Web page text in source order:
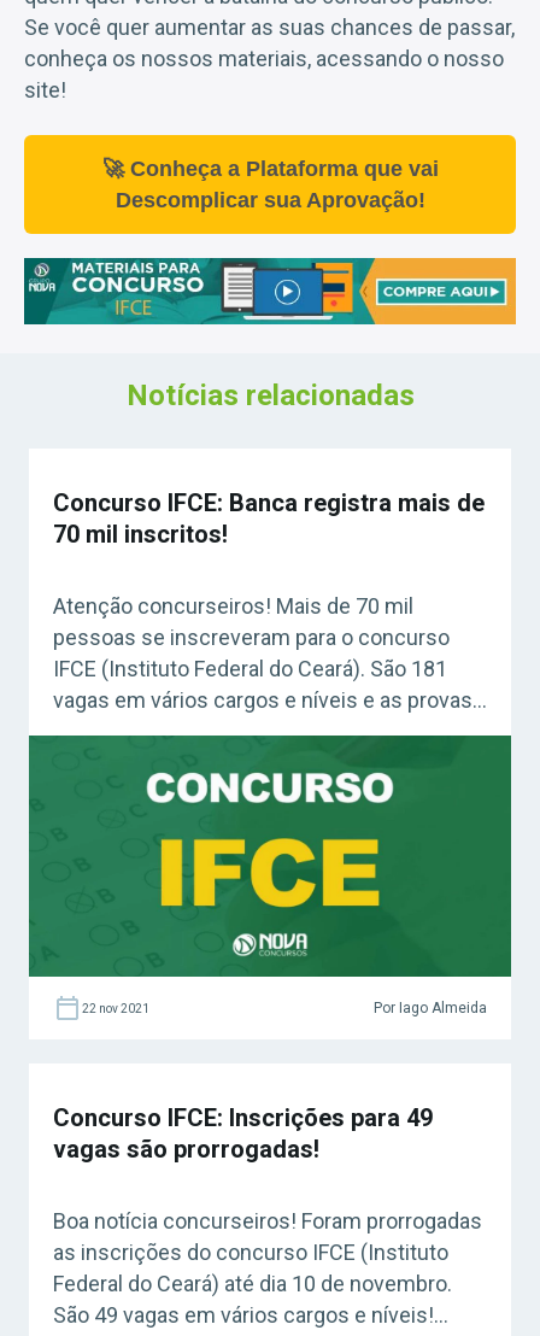
Se você quer aumentar as suas chances de passar,
conheça os nossos materiais, acessando o nosso
site!
🚀 Conheça a Plataforma que vai
Descomplicar sua Aprovação!
Notícias relacionadas
Concurso IFCE: Banca registra mais de
70 mil inscritos!
Atenção concurseiros! Mais de 70 mil
pessoas se inscreveram para o concurso
IFCE (Instituto Federal do Ceará). São 181
vagas em vários cargos e níveis e as provas
serão aplicadas em dezembro! Acesse agora
Definitivo Plano de Estudos (Grátis) Banca
O Instituto Federal de […]
22 nov 2021 Por Iago Almeida
Concurso IFCE: Inscrições para 49
vagas são prorrogadas!
Boa notícia concurseiros! Foram prorrogadas
as inscrições do concurso IFCE (Instituto
Federal do Ceará) até dia 10 de novembro.
São 49 vagas em vários cargos e níveis!